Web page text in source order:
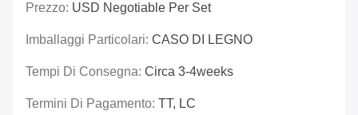
Prezzo: USD Negotiable Per Set
Imballaggi Particolari: CASO DI LEGNO
Tempi Di Consegna: Circa 3-4weeks
Termini Di Pagamento: TT, LC